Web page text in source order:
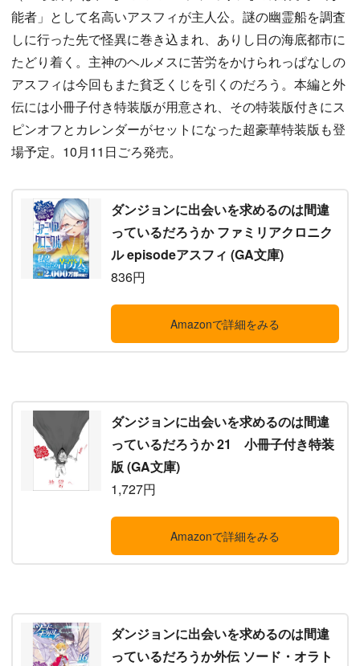
能者」として名高いアスフィが主人公。謎の幽霊船を調査
しに行った先で怪異に巻き込まれ、ありし日の海底都市に
たどり着く。主神のヘルメスに苦労をかけられっぱなしの
アスフィは今回もまた貧乏くじを引くのだろう。本編と外
伝には小冊子付き特装版が用意され、その特装版付きにス
ピンオフとカレンダーがセットになった超豪華特装版も登
場予定。10月11日ごろ発売。
ダンジョンに出会いを求めるのは間違
っているだろうか ファミリアクロニク
ル episodeアスフィ (GA文庫)
836円
Amazonで詳細をみる
ダンジョンに出会いを求めるのは間違
っているだろうか 21 小冊子付き特装
版 (GA文庫)
1,727円
Amazonで詳細をみる
ダンジョンに出会いを求めるのは間違
っているだろうか外伝 ソード・オラト